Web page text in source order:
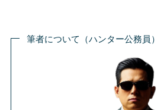
筆者について（ハンター公務員）